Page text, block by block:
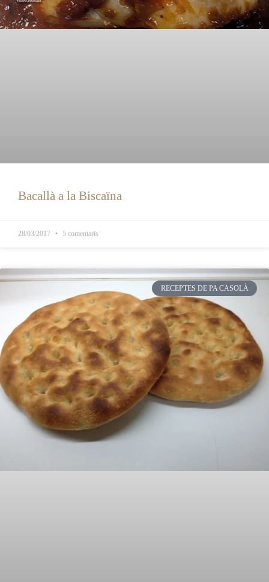
Bacallà a la Biscaïna
28/03/2017 5 comentaris
RECEPTES DE PA CASOLÀ